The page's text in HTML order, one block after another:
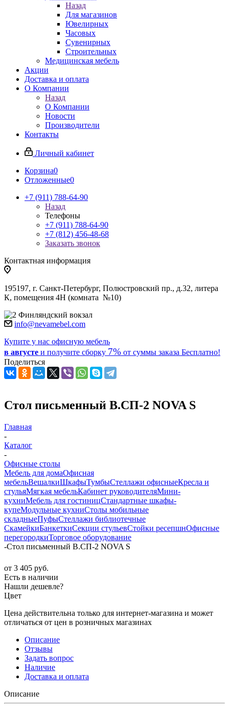
Назад
Для магазинов
Ювелирных
Часовых
Сувенирных
Строительных
Медицинская мебель
Акции
Доставка и оплата
О Компании
Назад
О Компании
Новости
Производители
Контакты
Личный кабинет
Корзина0
Отложенные0
+7 (911) 788-64-90
Назад
Телефоны
+7 (911) 788-64-90
+7 (812) 456-48-68
Заказать звонок
Контактная информация
195197, г. Санкт-Петербург, Полюстровский пр., д.32, литера
К, помещения 4Н (комната №10)
Финляндский вокзал
info@nevamebel.com
Купите у нас офисную мебель
в августе и получите сборку 7% от суммы заказа Бесплатно!
Поделиться
Стол письменный В.СП-2 NOVA S
Главная
-
Каталог
-
Офисные столы
Мебель для домаОфисная
мебельВешалкиШкафыТумбыСтеллажи офисныеКресла и
стульяМягкая мебельКабинет руководителяМини-
кухниМебель для гостиницСтандартные шкафы-
купеМодульные кухниСтолы мобильные
складныеПуфыСтеллажи библиотечные
СкамейкиБанкеткиСекции стульевСтойки ресепшнОфисные
перегородкиТорговое оборудование
-Стол письменный В.СП-2 NOVA S
от 3 405 руб.
Есть в наличии
Нашли дешевле?
Цвет
Цена действительна только для интернет-магазина и может
отличаться от цен в розничных магазинах
Описание
Отзывы
Задать вопрос
Наличие
Доставка и оплата
Описание